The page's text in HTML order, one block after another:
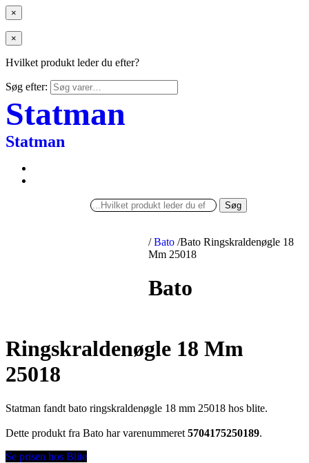
×
×
Hvilket produkt leder du efter?
Søg efter:
Statman
Statman
Søg
/ Bato /Bato Ringskraldenøgle 18
Mm 25018
Bato
Ringskraldenøgle 18 Mm
25018
Statman fandt bato ringskraldenøgle 18 mm 25018 hos blite.
Dette produkt fra Bato har varenummeret 5704175250189.
Se prisen hos Blite